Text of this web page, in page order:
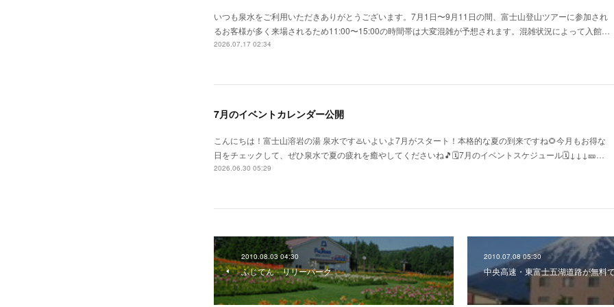
いつも泉水をご利用いただきありがとうございます。7月1日〜9月11日の間、富士山登山ツアーに参加され
るお客様が多く来場されるため11:00〜15:00の時間帯は大変混雑が予想されます。混雑状況によって入館…
2026.07.17 02:34
7月のイベントカレンダー公開
こんにちは！富士山溶岩の湯 泉水です♨️いよいよ7月がスタート！本格的な夏の到来ですね🌻今月もお得な
日をチェックして、ぜひ泉水で夏の疲れを癒やしてくださいね🎵🗓️7月のイベントスケジュール🗓️↓↓↓🎫…
2026.06.30 05:29
2010.08.03 04:30
ふじてん リリーパーク
2010.07.08 05:30
中央高速・東富士五湖道路が無料